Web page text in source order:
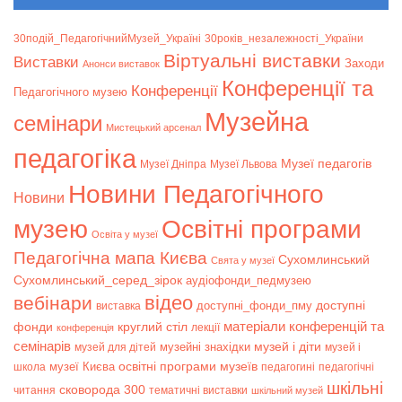
30подій_ПедагогічнийМузей_Україні 30років_незалежності_України
Bиставки Анонси виставок Віртуальні виставки Заходи
Педагогічного музею Конференції Конференції та
семінари Мистецький арсенал Музейна
педагогіка Музеї Дніпра Музеї Львова Музеї педагогів
Новини Новини Педагогічного
музею Освіта у музеї Освітні програми
Педагогічна мапа Києва Свята у музеї Сухомлинський
Сухомлинський_серед_зірок аудіофонди_педмузею
вебінари виставка відео доступні_фонди_пму доступні
фонди конференція круглий стіл лекції матеріали конференцій та
семінарів музей для дітей музейні знахідки музей і діти музей і
школа музеї Києва освітні програми музеїв педагогині педагогічні
читання сковорода 300 тематичні виставки шкільний музей шкільні